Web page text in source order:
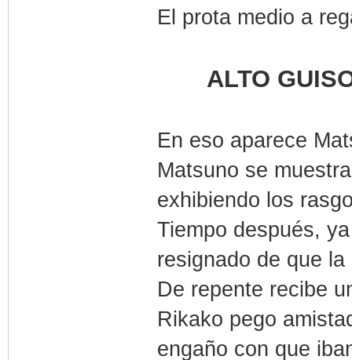
El prota medio a
ALTO
En eso aparece
Matsuno se
exhibiendo los
Tiempo después,
resignado de que
De repente recibe
Rikako pego
engaño con que